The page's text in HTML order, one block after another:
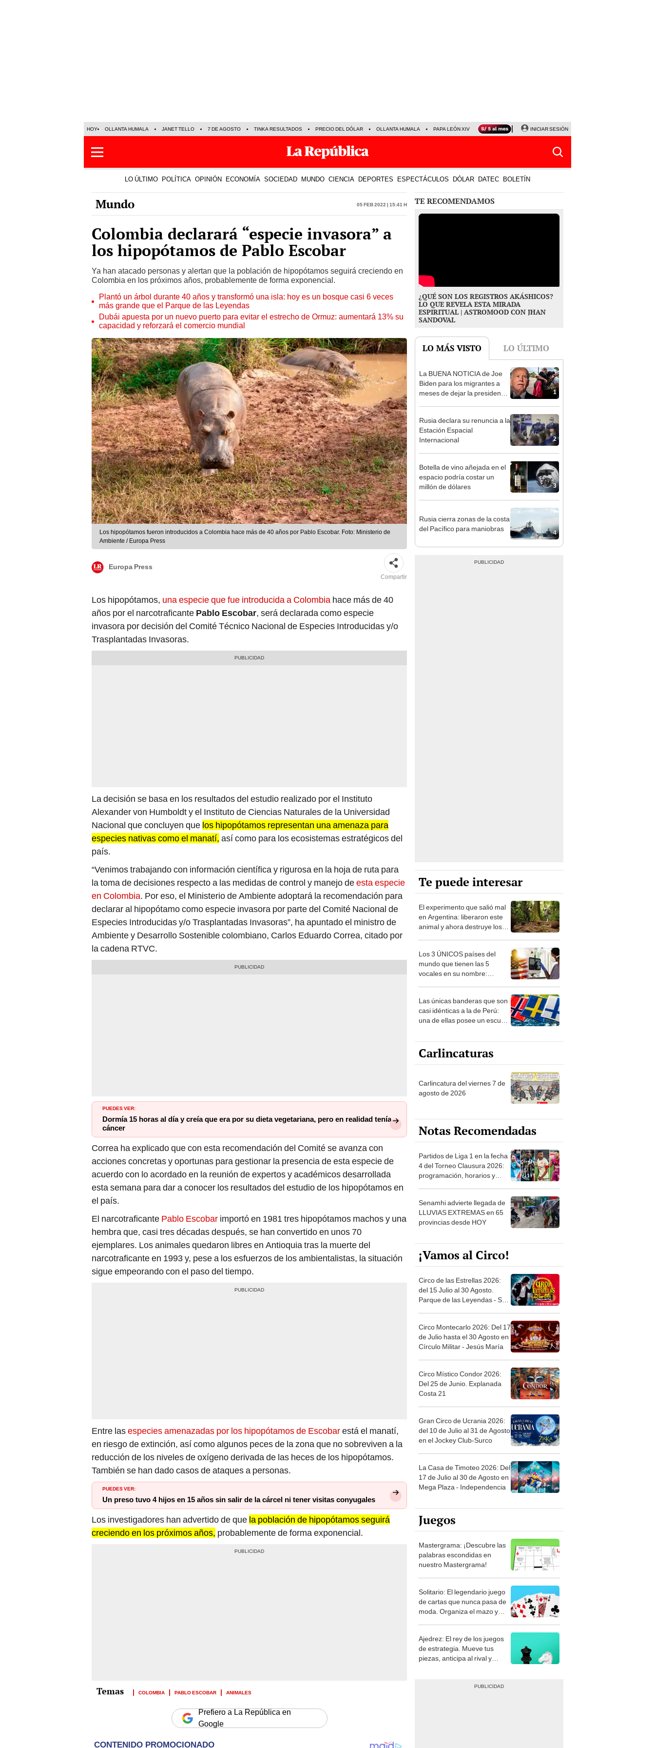
HOY OLLANTA HUMALA JANET TELLO 7 DE AGOSTO TINKA RESULTADOS PRECIO DEL DÓLAR OLLANTA HUMALA PAPA LEÓN XIV NALDY SALDAÑA LA BELLA LUZ
INICIAR SESIÓN
LO ÚLTIMO POLÍTICA OPINIÓN ECONOMÍA SOCIEDAD MUNDO CIENCIA DEPORTES ESPECTÁCULOS DÓLAR DATEC BOLETÍN
Mundo 05 Feb 2022 | 15:41 h
Colombia declarará “especie invasora” a
los hipopótamos de Pablo Escobar
Ya han atacado personas y alertan que la población de hipopótamos seguirá creciendo en
Colombia en los próximos años, probablemente de forma exponencial.
Plantó un árbol durante 40 años y transformó una isla: hoy es un bosque casi 6 veces
más grande que el Parque de las Leyendas
Dubái apuesta por un nuevo puerto para evitar el estrecho de Ormuz: aumentará 13% su
capacidad y reforzará el comercio mundial
Los hipopótamos fueron introducidos a Colombia hace más de 40 años por Pablo Escobar. Foto: Ministerio de
Ambiente / Europa Press
Europa Press
Compartir
Los hipopótamos, una especie que fue introducida a Colombia hace más de 40
años por el narcotraficante Pablo Escobar, será declarada como especie
invasora por decisión del Comité Técnico Nacional de Especies Introducidas y/o
Trasplantadas Invasoras.
La decisión se basa en los resultados del estudio realizado por el Instituto
Alexander von Humboldt y el Instituto de Ciencias Naturales de la Universidad
Nacional que concluyen que los hipopótamos representan una amenaza para
especies nativas como el manatí, así como para los ecosistemas estratégicos del
país.
“Venimos trabajando con información científica y rigurosa en la hoja de ruta para
la toma de decisiones respecto a las medidas de control y manejo deesta especie
en Colombia. Por eso, el Ministerio de Ambiente adoptará la recomendación para
declarar al hipopótamo como especie invasora por parte del Comité Nacional de
Especies Introducidas y/o Trasplantadas Invasoras”, ha apuntado el ministro de
Ambiente y Desarrollo Sostenible colombiano, Carlos Eduardo Correa, citado por
la cadena RTVC.
PUEDES VER:
Dormía 15 horas al día y creía que era por su dieta vegetariana, pero en realidad tenía
cáncer
Correa ha explicado que con esta recomendación del Comité se avanza con
acciones concretas y oportunas para gestionar la presencia de esta especie de
acuerdo con lo acordado en la reunión de expertos y académicos desarrollada
esta semana para dar a conocer los resultados del estudio de los hipopótamos en
el país.
El narcotraficante Pablo Escobar importó en 1981 tres hipopótamos machos y una
hembra que, casi tres décadas después, se han convertido en unos 70
ejemplares. Los animales quedaron libres en Antioquia tras la muerte del
narcotraficante en 1993 y, pese a los esfuerzos de los ambientalistas, la situación
sigue empeorando con el paso del tiempo.
Entre lasespecies amenazadas por los hipopótamos de Escobarestá el manatí,
en riesgo de extinción, así como algunos peces de la zona que no sobreviven a la
reducción de los niveles de oxígeno derivada de las heces de los hipopótamos.
También se han dado casos de ataques a personas.
PUEDES VER:
Un preso tuvo 4 hijos en 15 años sin salir de la cárcel ni tener visitas conyugales
Los investigadores han advertido de que la población de hipopótamos seguirá
creciendo en los próximos años, probablemente de forma exponencial.
COLOMBIA PABLO ESCOBAR ANIMALES
Prefiero a La República en
Google
TE RECOMENDAMOS
¿QUÉ SON LOS REGISTROS AKÁSHICOS?
LO QUE REVELA ESTA MIRADA
ESPIRITUAL | ASTROMOOD CON JHAN
SANDOVAL
LO MÁS VISTO LO ÚLTIMO
1
La BUENA NOTICIA de Joe
Biden para los migrantes a
meses de dejar la presidencia
2
Rusia declara su renuncia a la
Estación Espacial
Internacional
3
Botella de vino añejada en el
espacio podría costar un
millón de dólares
4
Rusia cierra zonas de la costa
del Pacífico para maniobras
Te puede interesar
El experimento que salió mal
en Argentina: liberaron este
animal y ahora destruye los
Los 3 ÚNICOS países del
mundo que tienen las 5
vocales en su nombre:
Las únicas banderas que son
casi idénticas a la de Perú:
una de ellas posee un escudo
Carlincaturas
Carlincatura del viernes 7 de
agosto de 2026
Notas Recomendadas
Partidos de Liga 1 en la fecha
4 del Torneo Clausura 2026:
programación, horarios y
Senamhi advierte llegada de
LLUVIAS EXTREMAS en 65
provincias desde HOY
¡Vamos al Circo!
Circo de las Estrellas 2026:
del 15 Julio al 30 Agosto.
Parque de las Leyendas - San
Circo Montecarlo 2026: Del 17
de Julio hasta el 30 Agosto en
Círculo Militar - Jesús María
Circo Místico Condor 2026:
Del 25 de Junio. Explanada
Costa 21
Gran Circo de Ucrania 2026:
del 10 de Julio al 31 de Agosto
en el Jockey Club-Surco
La Casa de Timoteo 2026: Del
17 de Julio al 30 de Agosto en
Mega Plaza - Independencia
Juegos
Mastergrama: ¡Descubre las
palabras escondidas en
nuestro Mastergrama!
Solitario: El legendario juego
de cartas que nunca pasa de
moda. Organiza el mazo y
Ajedrez: El rey de los juegos
de estrategia. Mueve tus
piezas, anticipa al rival y